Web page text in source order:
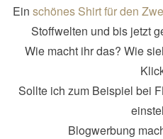
Ein schönes Shirt für den
Stoffwelten und bis jetzt
Wie macht ihr das? Wie
Sollte ich zum Beispiel bei
Blogwerbung